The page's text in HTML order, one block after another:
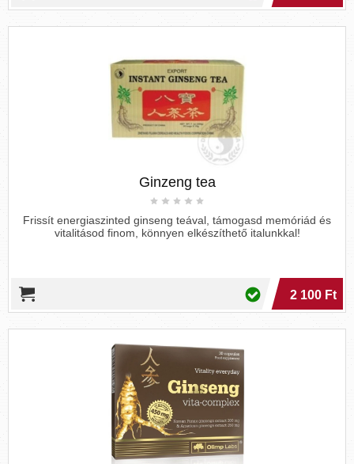
Ginzeng tea
Frissít energiaszinted ginseng teával, támogasd memóriád és
vitalitásod finom, könnyen elkészíthető italunkkal!
2 100 Ft